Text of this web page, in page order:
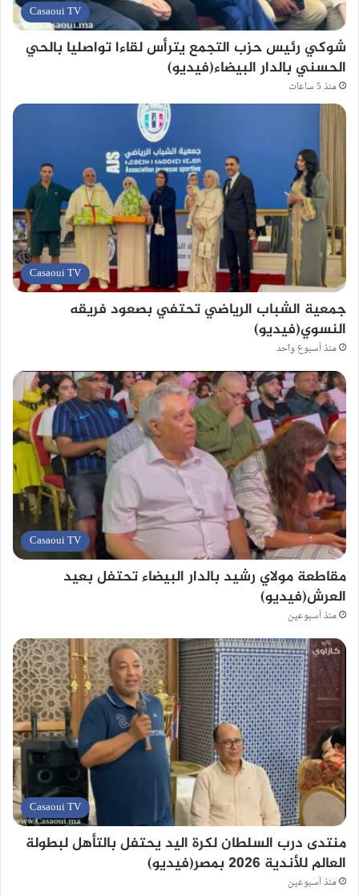
Casaoui TV
شوكي رئيس حزب التجمع يترأس لقاءا تواصليا بالحي
الحسني بالدار البيضاء(فيديو)
منذ 5 ساعات
Casaoui TV
جمعية الشباب الرياضي تحتفي بصعود فريقه
النسوي(فيديو)
منذ أسبوع واحد
Casaoui TV
مقاطعة مولاي رشيد بالدار البيضاء تحتفل بعيد
العرش(فيديو)
منذ أسبوعين
Casaoui TV
منتدى درب السلطان لكرة اليد يحتفل بالتأهل لبطولة
العالم للأندية 2026 بمصر(فيديو)
منذ أسبوعين